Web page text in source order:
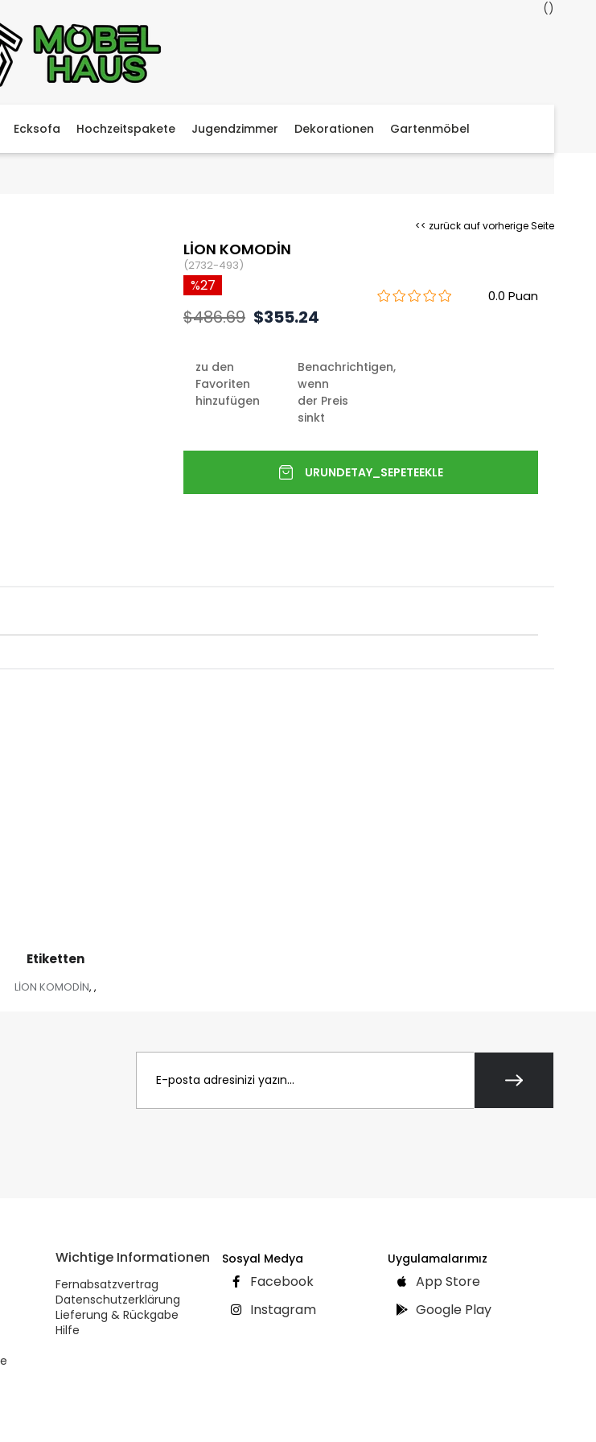
Ecksofa Hochzeitspakete Jugendzimmer Dekorationen Gartenmöbel
<< zurück auf vorherige Seite
LİON KOMODİN
(2732-493)
0.0
27
$486.69 $355.24
zu den
Favoriten
hinzufügen
Benachrichtigen,
wenn
der Preis
sinkt
Etiketten
LİON KOMODİN, ,
Wichtige Informationen
Fernabsatzvertrag
Datenschutzerklärung
Lieferung & Rückgabe
Hilfe
Sosyal Medya
Facebook
Instagram
Uygulamalarımız
App Store
Google Play